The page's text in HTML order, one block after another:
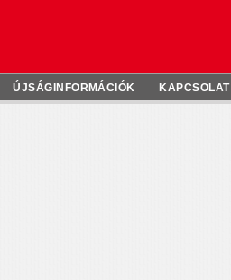
ÚJSÁGINFORMÁCIÓK KAPCSOLAT